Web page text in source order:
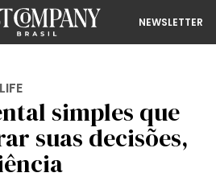
NEWSLETTER
simples que
suas decisões,